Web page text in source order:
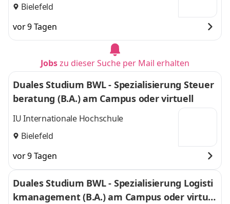
Bielefeld
vor 9 Tagen
Jobszu dieser Suche per Mail erhalten
Duales Studium BWL - Spezialisierung Steuer
beratung (B.A.) am Campus oder virtuell
IU Internationale Hochschule
Bielefeld
vor 9 Tagen
Duales Studium BWL - Spezialisierung Logisti
kmanagement (B.A.) am Campus oder virtuel